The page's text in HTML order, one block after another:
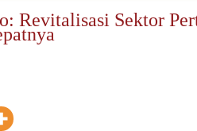
Revitalisasi Sektor